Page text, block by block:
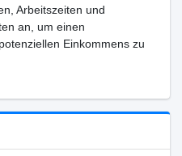
Arbeitszeiten und
an, um einen
Einkommens zu